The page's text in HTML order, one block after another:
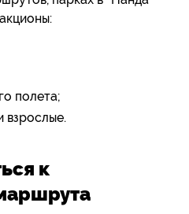
полета;
взрослые.
к